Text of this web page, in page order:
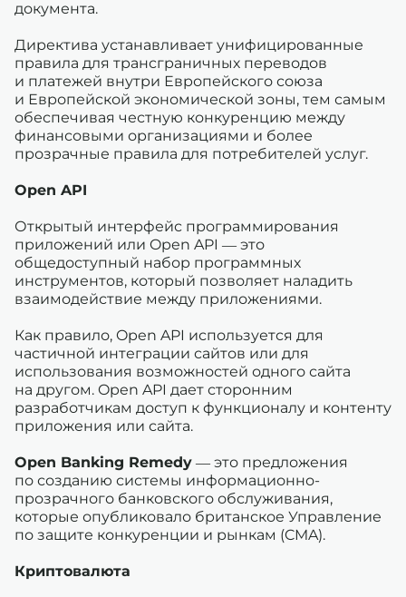
документа.
Директива устанавливает унифицированные
правила для трансграничных переводов
и платежей внутри Европейского союза
и Европейской экономической зоны, тем самым
обеспечивая честную конкуренцию между
финансовыми организациями и более
прозрачные правила для потребителей услуг.
Open API
Открытый интерфейс программирования
приложений или Open API — это
общедоступный набор программных
инструментов, который позволяет наладить
взаимодействие между приложениями.
Как правило, Open API используется для
частичной интеграции сайтов или для
использования возможностей одного сайта
на другом. Open API дает сторонним
разработчикам доступ к функционалу и контенту
приложения или сайта.
Open Banking Remedy — это предложения
по созданию системы информационно-
прозрачного банковского обслуживания,
которые опубликовало британское Управление
по защите конкуренции и рынкам (CMA).
Криптовалюта